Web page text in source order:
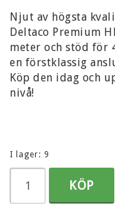
Njut av högsta
Deltaco Premium
meter och stöd för
en förstklassig
Köp den idag och
nivå!
I lager: 9
KÖP